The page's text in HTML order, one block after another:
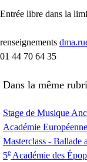
Entrée libre dans la
renseignements
01 44 70 64 35
Dans la même
Stage de Musique
Académie
Masterclass - Ballade
5e Académie des